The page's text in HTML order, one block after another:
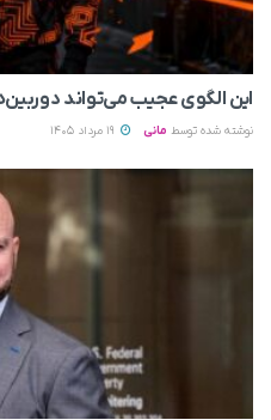
این الگوی عجیب می‌تواند
نوشته شده توسط مانی